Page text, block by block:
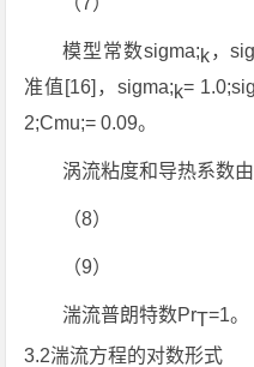
模型常数sigma;k，
准值[16]，sigma;k=
2;Cmu;= 0.09。
涡流粘度和导热系数
（8）
（9）
湍流普朗特数PrT=1。
3.2湍流方程的对数形式